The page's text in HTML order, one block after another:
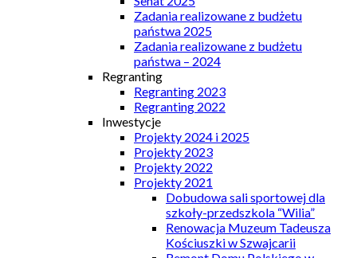
Zadania realizowane z budżetu
państwa 2025
Zadania realizowane z budżetu
państwa – 2024
Regranting
Regranting 2023
Regranting 2022
Inwestycje
Projekty 2024 i 2025
Projekty 2023
Projekty 2022
Projekty 2021
Dobudowa sali sportowej dla
szkoły-przedszkola “Wilia”
Renowacja Muzeum Tadeusza
Kościuszki w Szwajcarii